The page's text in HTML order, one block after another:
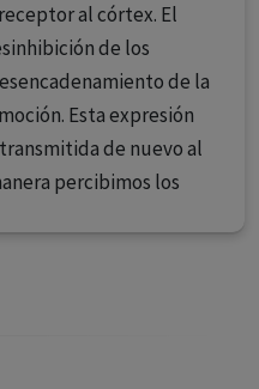
al córtex. El
de los
de la
Esta expresión
de nuevo al
percibimos los